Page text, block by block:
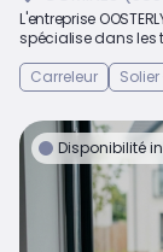
L'entreprise
spécialise dans les
Carreleur
Disponibilité